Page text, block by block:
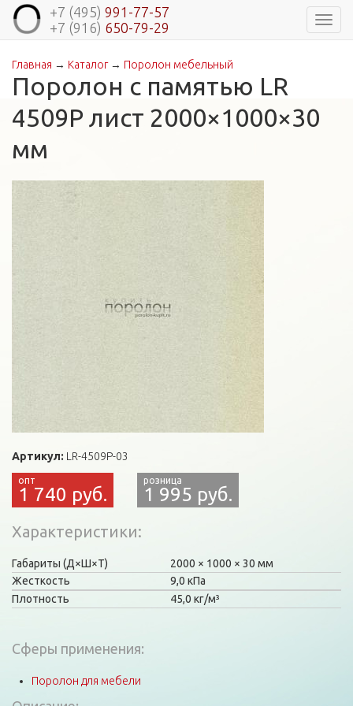
+7 (495) 991-77-57
+7 (916) 650-79-29
Вы здесь
Главная → Каталог→ Поролон мебельный
Поролон с памятью LR
4509P лист 2000×1000×30
мм
Артикул: LR-4509P-03
1 740 руб. 1 995 руб.
Характеристики
Габариты (Д×Ш×Т) 2000 1000
30 мм
Жесткость
9,0 кПа
Плотность
45,0 кг/м³
Сферы применения:
Поролон для мебели